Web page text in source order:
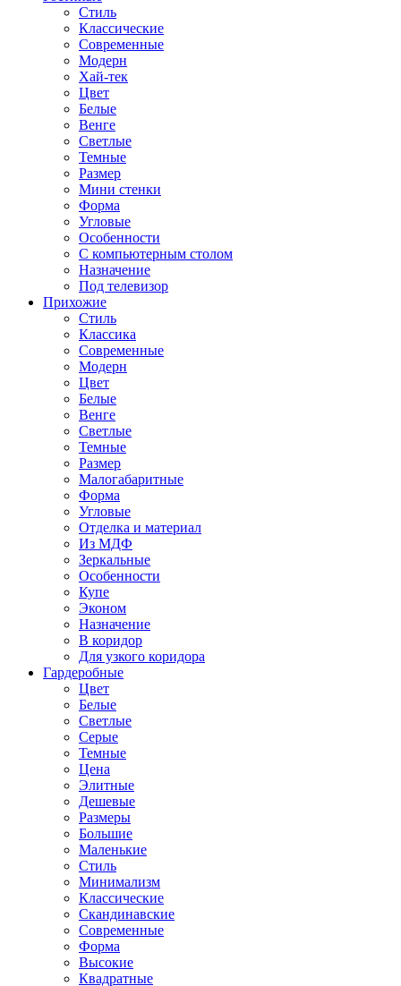
Стиль
Классические
Современные
Модерн
Хай-тек
Цвет
Белые
Венге
Светлые
Темные
Размер
Мини стенки
Форма
Угловые
Особенности
С компьютерным столом
Назначение
Под телевизор
Прихожие
Стиль
Классика
Современные
Модерн
Цвет
Белые
Венге
Светлые
Темные
Размер
Малогабаритные
Форма
Угловые
Отделка и материал
Из МДФ
Зеркальные
Особенности
Купе
Эконом
Назначение
В коридор
Для узкого коридора
Гардеробные
Цвет
Белые
Светлые
Серые
Темные
Цена
Элитные
Дешевые
Размеры
Большие
Маленькие
Стиль
Минимализм
Классические
Скандинавские
Современные
Форма
Высокие
Квадратные